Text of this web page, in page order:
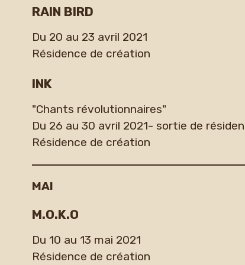
RAIN BIRD
Du 20 au 23 avril 2021
Résidence de création
INK
"Chants révolutionnaires"
Du 26 au 30 avril 2021- sortie de
Résidence de création
MAI
M.O.K.O
Du 10 au 13 mai 2021
Résidence de création